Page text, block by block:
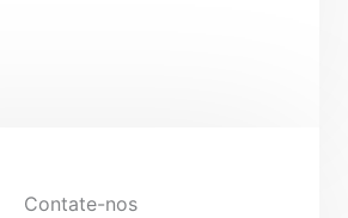
Contate-nos